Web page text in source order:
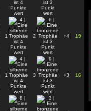
1 2 +4 19
1 3 +3 16